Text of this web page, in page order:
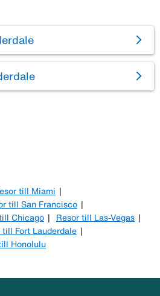
till Miami
till San Francisco
Chicago
Resor till Las-Vegas
till Fort Lauderdale
Honolulu